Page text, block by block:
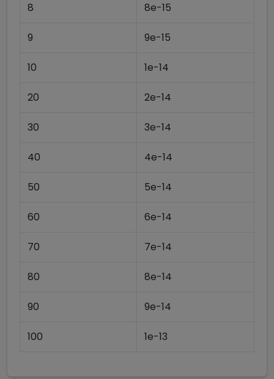
8 8e-15
9 9e-15
10 1e-14
20 2e-14
30 3e-14
40 4e-14
50 5e-14
60 6e-14
70 7e-14
80 8e-14
90 9e-14
100 1e-13